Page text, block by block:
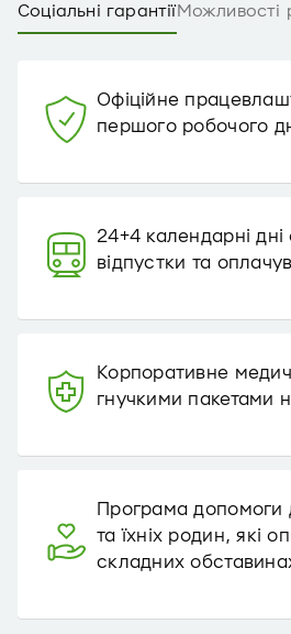
Соціальні гарантіїМожливості
Офіційне
першого робочого
24+4 календарні дні
відпустки та
Корпоративне
гнучкими пакетами
Програма допомоги
та їхніх родин, які
складних